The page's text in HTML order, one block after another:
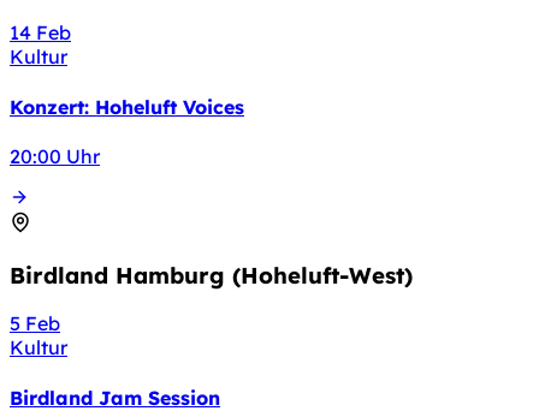
14 Feb
Kultur
Konzert: Hoheluft Voices
20:00 Uhr
Birdland Hamburg (Hoheluft-West)
5 Feb
Kultur
Birdland Jam Session